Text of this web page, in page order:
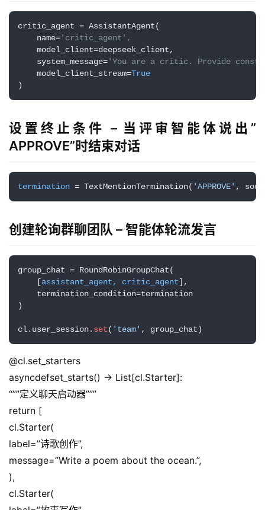
经
验
软
件
用
项
A
I
提
开
源
代
用
链
接
critic_agent = AssistantAgent(
    name=
'critic_agent',
    model_client=deepseek_client,
    system_message=
'You are a critic. Provide
    model_client_stream=
True
)
设置终止条件 – 当评审智能体说出”
APPROVE”时结束对话
termination = TextMentionTermination( 'APPROVE' ,
创建轮询群聊团队 – 智能体轮流发言
group_chat = RoundRobinGroupChat(
    [
assistant_agent, critic_agent],
    termination_condition=termination
)
cl.user_session. set( 'team' , group_chat)
@cl.set_starters
asyncdefset_starts() -> List[cl.Starter]:
“””定义聊天启动器”””
return [
cl.Starter(
label=”诗歌创作”,
message=”Write a poem about the ocean.”,
),
cl.Starter(